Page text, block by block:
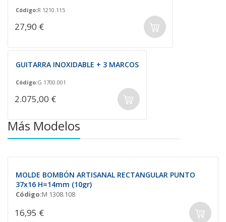
Código:R 1210.115
27,90 €
GUITARRA INOXIDABLE + 3 MARCOS
Código:G 1700.001
2.075,00 €
Más Modelos
MOLDE BOMBÓN ARTISANAL RECTANGULAR PUNTO
37x16 H=14mm (10gr)
Código:M 1308.108
16,95 €